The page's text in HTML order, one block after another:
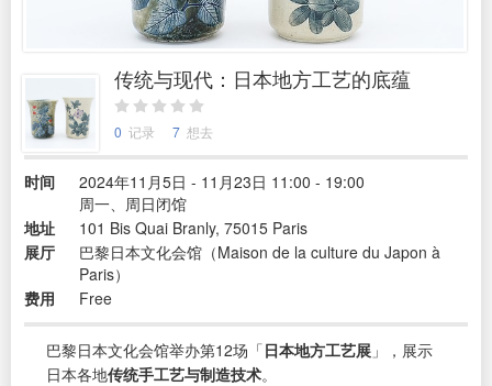
传统与现代：日本地方工艺的底蕴
0 记录 7 想去
时间
2024年11月5日 - 11月23日 11:00 - 19:00
周一、周日闭馆
地址
101 Bis Quai Branly, 75015 Paris
展厅
巴黎日本文化会馆（Maison de la culture du Japon à
Paris）
费用
Free
巴黎日本文化会馆举办第12场「日本地方工艺展 」，展示
日本各地传统手工艺与制造技术。